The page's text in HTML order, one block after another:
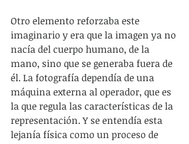
Otro elemento reforzaba este
imaginario y era que la imagen ya no
nacía del cuerpo humano, de la
mano, sino que se generaba fuera de
él. La fotografía dependía de una
máquina externa al operador, que es
la que regula las características de la
representación. Y se entendía esta
lejanía física como un proceso de